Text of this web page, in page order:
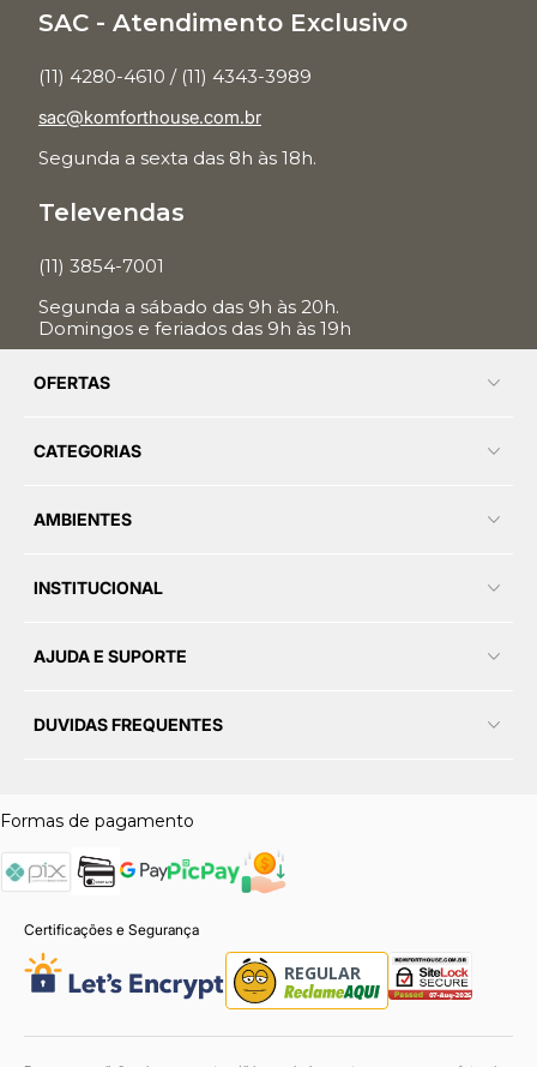
SAC - Atendimento Exclusivo
(11) 4280-4610 / (11) 4343-3989
sac@komforthouse.com.br
Segunda a sexta das 8h às 18h.
Televendas
(11) 3854-7001
Segunda a sábado das 9h às 20h.
Domingos e feriados das 9h às 19h
OFERTAS
CATEGORIAS
AMBIENTES
INSTITUCIONAL
AJUDA E SUPORTE
DUVIDAS FREQUENTES
Formas de pagamento
Certificações e Segurança